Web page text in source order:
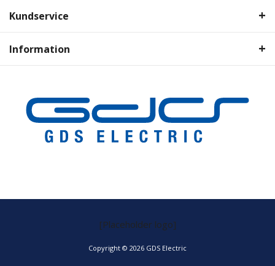
Kundservice
Information
[Placeholder logo]
Copyright © 2026 GDS Electric